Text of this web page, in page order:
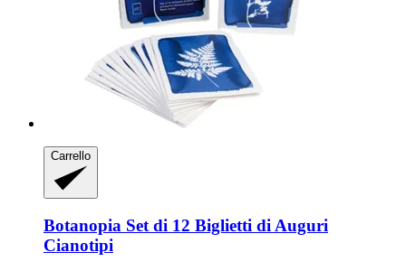
Carrello
Botanopia Set di 12 Biglietti di Auguri
Cianotipi